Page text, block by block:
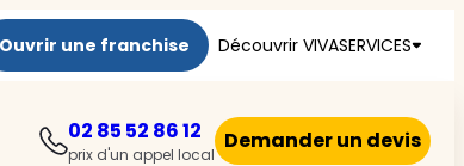
Ouvrir une franchise Découvrir VIVASERVICES
02 85 52 86 12
prix d'un appel local
Demander un devis